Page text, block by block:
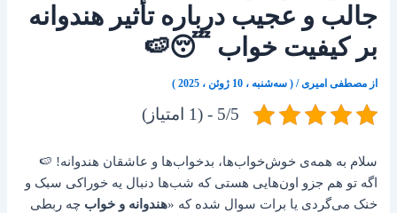
جالب و عجیب درباره تأثیر هندوانه
بر کیفیت خواب 😴🍉
از مصطفی امیری/( سه‌شنبه ، 10 ژوئن ، 2025 )
5/5 - (1 امتیاز)
سلام به همه‌ی خوش‌خواب‌ها، بدخواب‌ها و عاشقان هندوانه! 🍉
اگه تو هم جزو اون‌هایی هستی که شب‌ها دنبال یه خوراکی سبک و
خنک می‌گردی یا برات سوال شده که «هندوانه و خواب چه ربطی